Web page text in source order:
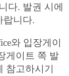
다. 발권 시에
랍니다.
와 입장게이
게이트 쪽 발
참고하시기